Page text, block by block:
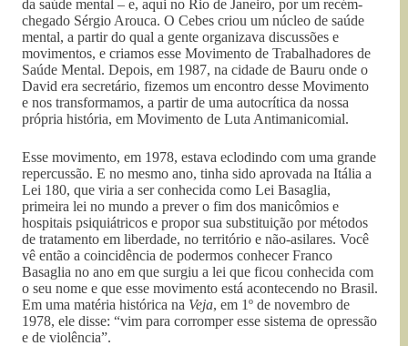
da saúde mental – e, aqui no Rio de Janeiro, por um recém-
chegado Sérgio Arouca. O Cebes criou um núcleo de saúde
mental, a partir do qual a gente organizava discussões e
movimentos, e criamos esse Movimento de Trabalhadores de
Saúde Mental. Depois, em 1987, na cidade de Bauru onde o
David era secretário, fizemos um encontro desse Movimento
e nos transformamos, a partir de uma autocrítica da nossa
própria história, em Movimento de Luta Antimanicomial.
Esse movimento, em 1978, estava eclodindo com uma grande
repercussão. E no mesmo ano, tinha sido aprovada na Itália a
Lei 180, que viria a ser conhecida como Lei Basaglia,
primeira lei no mundo a prever o fim dos manicômios e
hospitais psiquiátricos e propor sua substituição por métodos
de tratamento em liberdade, no território e não-asilares. Você
vê então a coincidência de podermos conhecer Franco
Basaglia no ano em que surgiu a lei que ficou conhecida com
o seu nome e que esse movimento está acontecendo no Brasil.
Em uma matéria histórica na Veja, em 1º de novembro de
1978, ele disse: “vim para corromper esse sistema de opressão
e de violência”.